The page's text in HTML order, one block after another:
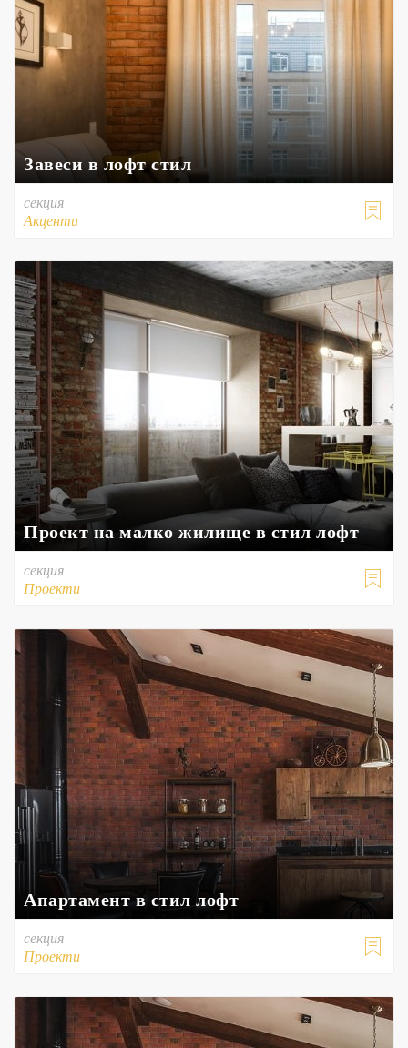
Завеси в лофт стил

секция
Акценти
Проект на малко жилище в стил лофт

секция
Проекти
Апартамент в стил лофт

секция
Проекти